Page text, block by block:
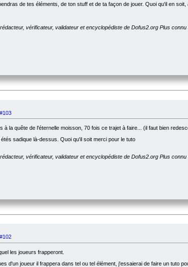
de tes éléments, de ton stuff et de ta façon de jouer. Quoi qu'il en
vérificateur, validateur et encyclopédiste de Dofus2.org Plus
#103
à la quête de l'éternelle moisson, 70 fois ce trajet à faire... (il faut bien
sadique là-dessus. Quoi qu'il soit merci pour le tuto
vérificateur, validateur et encyclopédiste de Dofus2.org Plus
#102
les joueurs frapperont.
d'un joueur il frappera dans tel ou tel élément, j'essaierai de faire un tuto